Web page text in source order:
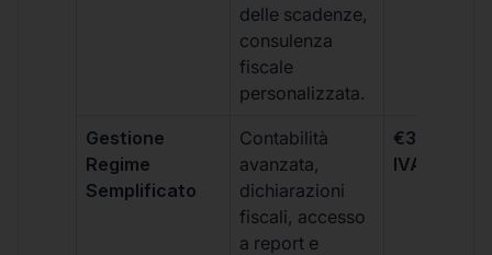
delle scadenze,
consulenza
fiscale
personalizzata.
Gestione
Regime
Semplificato
Contabilità
avanzata,
dichiarazioni
fiscali, accesso
a report e
€333 +
IVA/